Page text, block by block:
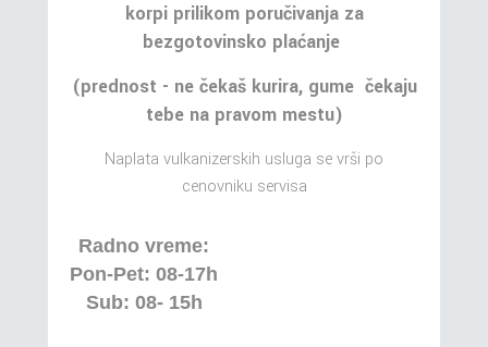
korpi prilikom poručivanja za
bezgotovinsko plaćanje
(prednost - ne čekaš kurira, gume čekaju
tebe na pravom mestu)
Naplata vulkanizerskih usluga se vrši po
cenovniku servisa
Radno vreme:
Pon-Pet: 08-17h
Sub: 08- 15h